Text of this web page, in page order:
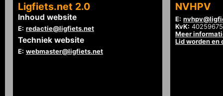
Ligfiets.net 2.0
Inhoud website
E: redactie@ligfiets.net
Techniek website
E: webmaster@ligfiets.net
NVHPV
E:
KvK: 40259675
Meer
Lid worden en